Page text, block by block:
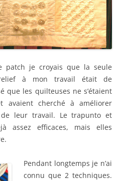
patch je croyais que la seule
à mon travail était de
que les quilteuses ne s’étaient
avaient cherché à améliorer
de leur travail. Le trapunto et
assez efficaces, mais elles
Pendant longtemps je n’ai
connu que 2 techniques.